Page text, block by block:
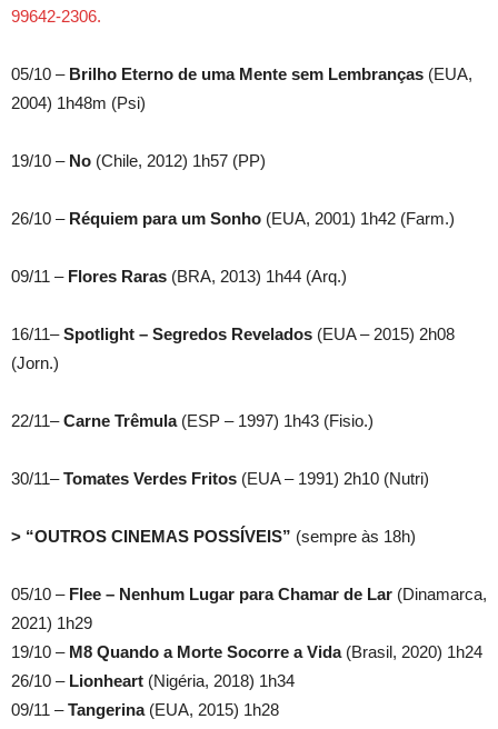
99642-2306.
05/10 – Brilho Eterno de uma Mente sem Lembranças (EUA,
2004) 1h48m (Psi)
19/10 – No (Chile, 2012) 1h57 (PP)
26/10 – Réquiem para um Sonho (EUA, 2001) 1h42 (Farm.)
09/11 – Flores Raras (BRA, 2013) 1h44 (Arq.)
16/11–Spotlight – Segredos Revelados (EUA – 2015) 2h08
(Jorn.)
22/11–Carne Trêmula(ESP – 1997) 1h43 (Fisio.)
30/11–Tomates Verdes Fritos (EUA – 1991) 2h10 (Nutri)
> “OUTROS CINEMAS POSSÍVEIS” (sempre às 18h)
05/10 – Flee – Nenhum Lugar para Chamar de Lar (Dinamarca,
2021) 1h29
19/10 – M8 Quando a Morte Socorre a Vida (Brasil, 2020) 1h24
26/10 – Lionheart (Nigéria, 2018) 1h34
09/11 –Tangerina(EUA, 2015) 1h28